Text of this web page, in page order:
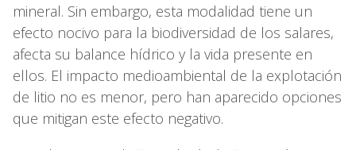
mineral. Sin embargo, esta modalidad tiene un
efecto nocivo para la biodiversidad de los salares,
afecta su balance hídrico y la vida presente en
ellos. El impacto medioambiental de la explotación
de litio no es menor, pero han aparecido opciones
que mitigan este efecto negativo.